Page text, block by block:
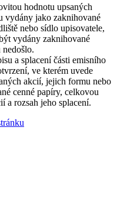
hodnotu upsaných
vydány jako zaknihované
nebo sídlo upisovatele,
vydány zaknihované
a splacení části emisního
ve kterém uvede
akcií, jejich formu nebo
cenné papíry, celkovou
a rozsah jeho splacení.